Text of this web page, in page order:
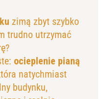
zimą zbyt szybko
trudno utrzymać
ocieplenie pianą
natychmiast
budynku,